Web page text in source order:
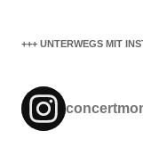
+++ UNTERWEGS MIT